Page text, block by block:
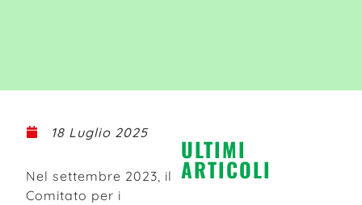
18 Luglio 2025
Nel settembre 2023, il
Comitato per i
ULTIMI
ARTICOLI